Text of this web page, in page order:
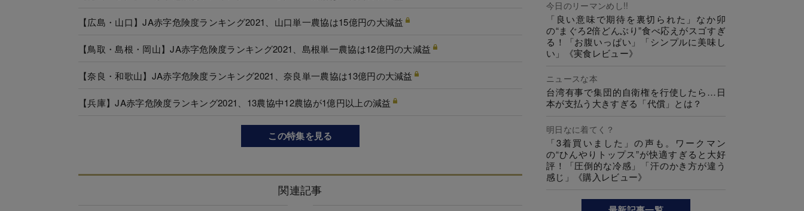
【広島・山口】JA赤字危険度ランキング2021、山口単一農協は15億円の大減益
【鳥取・島根・岡山】JA赤字危険度ランキング2021、島根単一農協は12億円の大減益
【奈良・和歌山】JA赤字危険度ランキング2021、奈良単一農協は13億円の大減益
【兵庫】JA赤字危険度ランキング2021、13農協中12農協が1億円以上の減益
この特集を見る
関連記事
今日のリーマンめし!!
「良い意味で期待を裏切られた」なか卯
の“まぐろ2倍どんぶり”食べ応えがスゴすぎ
る！「お腹いっぱい」「シンプルに美味し
い」《実食レビュー》
ニュースな本
台湾有事で集団的自衛権を行使したら…日
本が支払う大きすぎる「代償」とは？
明日なに着てく？
「3着買いました」の声も。ワークマン
の“ひんやりトップス”が快適すぎると大好
評！「圧倒的な冷感」「汗のかき方が違う
感じ」《購入レビュー》